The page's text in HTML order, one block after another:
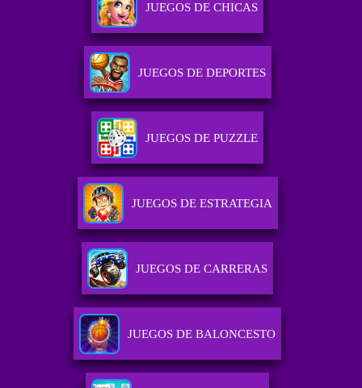
JUEGOS DE CHICAS
JUEGOS DE DEPORTES
JUEGOS DE PUZZLE
JUEGOS DE ESTRATEGIA
JUEGOS DE CARRERAS
JUEGOS DE BALONCESTO